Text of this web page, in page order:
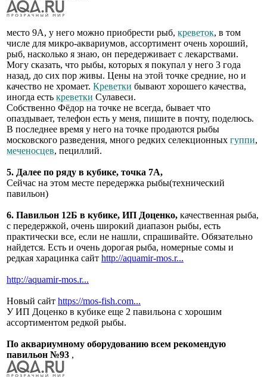
место 9А, у него можно приобрести рыб, креветок, в том
числе для микро-аквариумов, ассортимент очень хороший,
рыб, насколько я знаю, он передерживает с лекарствами.
Могу сказать, что рыбы, которых я покупал у него 3 года
назад, до сих пор живы. Цены на этой точке средние, но и
качество не хромает. Креветки бывают хорошего качества,
иногда есть креветки Сулавеси.
Собственно Фёдор на точке не всегда, бывает что
опаздывает, телефон есть у меня, пишите в почту, поделюсь.
В последнее время у него на точке продаются рыбы
московского разведения, много редких селекционных гуппи,
меченосцев, пециллий.
5. Далее по ряду в кубике, точка 7А,
Сейчас на этом месте передержка рыбы(технический
павильон)
6. Павильон 12Б в кубике, ИП Доценко, качественная рыба,
с передержкой, очень широкий диапазон рыбы, есть
практически все, если не нашли, спрашивайте. Обязательно
найдется. Есть и очень дорогая рыба, номерные сомы и
редкая харацинка сайт http://aquamir-mos.r...
http://aquamir-mos.r...
Новый сайт https://mos-fish.com...
У ИП Доценко в кубике еще 2 павильона с хорошим
ассортиментом редкой рыбы.
По аквариумному оборудованию всем рекомендую
павильон №93 ,